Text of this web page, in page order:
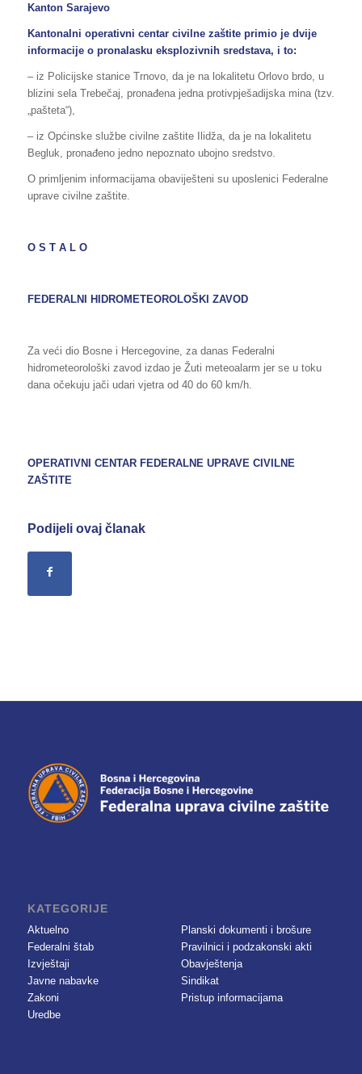
Kanton Sarajevo
Kantonalni operativni centar civilne zaštite primio je dvije
informacije o pronalasku eksplozivnih sredstava, i to:
– iz Policijske stanice Trnovo, da je na lokalitetu Orlovo brdo, u
blizini sela Trebečaj, pronađena jedna protivpješadijska mina (tzv.
„pašteta“),
– iz Općinske službe civilne zaštite Ilidža, da je na lokalitetu
Begluk, pronađeno jedno nepoznato ubojno sredstvo.
O primljenim informacijama obaviješteni su uposlenici Federalne
uprave civilne zaštite.
O S T A L O
FEDERALNI HIDROMETEOROLOŠKI ZAVOD
Za veći dio Bosne i Hercegovine, za danas Federalni
hidrometeorološki zavod izdao je Žuti meteoalarm jer se u toku
dana očekuju jači udari vjetra od 40 do 60 km/h.
OPERATIVNI CENTAR FEDERALNE UPRAVE CIVILNE
ZAŠTITE
Podijeli ovaj članak
KATEGORIJE
Aktuelno
Federalni štab
Izvještaji
Javne nabavke
Zakoni
Uredbe
Planski dokumenti i brošure
Pravilnici i podzakonski akti
Obavještenja
Sindikat
Pristup informacijama